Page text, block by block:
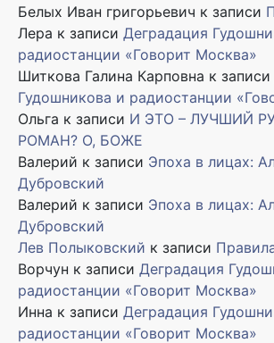
Белых Иван григорьевич к записи
Лера к записи Деградация
радиостанции «Говорит Москва»
Шиткова Галина Карповна к записи
Гудошникова и радиостанции
Ольга к записи И ЭТО – ЛУЧШИЙ
РОМАН? О, БОЖЕ
Валерий к записи Эпоха в лицах:
Дубровский
Валерий к записи Эпоха в лицах:
Дубровский
Лев Полыковский к записи
Ворчун к записи Деградация
радиостанции «Говорит Москва»
Инна к записи Деградация
радиостанции «Говорит Москва»